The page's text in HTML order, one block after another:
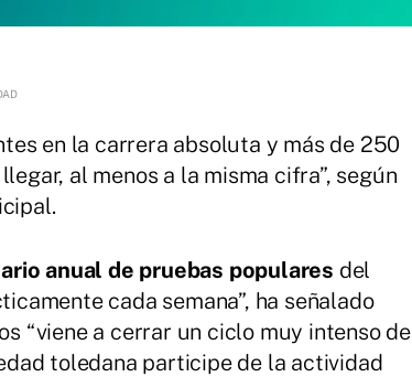
en la carrera absoluta y más de 250
al menos a la misma cifra”, según
anual de pruebas populares del
cada semana”, ha señalado
“viene a cerrar un ciclo muy intenso de
toledana participe de la actividad